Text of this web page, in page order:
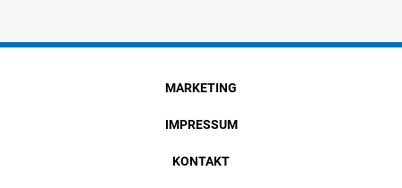
MARKETING
IMPRESSUM
KONTAKT